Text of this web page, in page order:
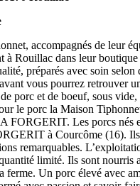
accompagnés de leur
à Rouillac dans leur
préparés avec soin selon
vous pourrez retrouver
porc et de boeuf, sous vide,
le porc la Maison
FORGERIT. Les porcs nés
à Courcôme (16).
remarquables.
limité. Ils sont nourris
ferme. Un porc élevé avec